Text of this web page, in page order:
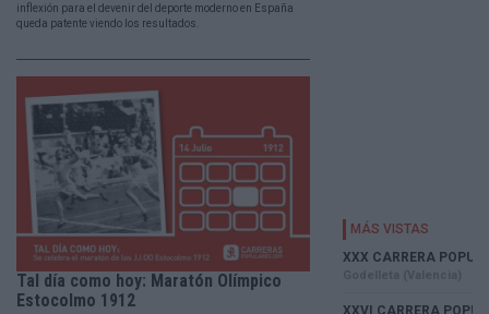
inflexión para el devenir del deporte moderno en España
queda patente viendo los resultados.
Tal día como hoy: Maratón Olímpico
Estocolmo 1912